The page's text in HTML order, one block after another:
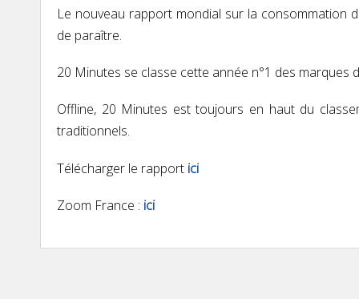
Le nouveau rapport mondial sur la consommation
de paraître.
20 Minutes se classe cette année n°1 des marques
Offline, 20 Minutes est toujours en haut du
traditionnels.
Télécharger le rapport ici
Zoom France : ici